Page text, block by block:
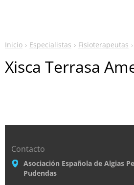
Inicio Especialistas Fisioterapeutas
Xisca Terrasa
Contacto
Asociación Española de Algias
Pudendas